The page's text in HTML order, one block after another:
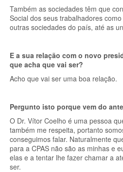
Também as sociedades têm que
Social dos seus trabalhadores
outras sociedades do país, até as
E a sua relação com o novo
que acha que vai ser?
Acho que vai ser uma boa relação.
Pergunto isto porque vem do
O Dr. Vítor Coelho é uma pessoa
também me respeita, portanto
conseguimos falar. Naturalmente
para a CPAS não são as minhas e
elas e a tentar lhe fazer chamar a
ser.